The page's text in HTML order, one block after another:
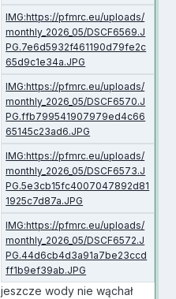
jeszcze wody nie wąchał